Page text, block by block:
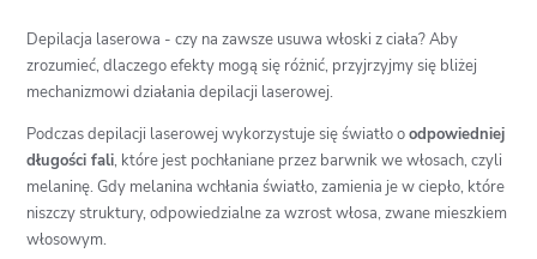
Depilacja laserowa - czy na zawsze usuwa włoski z ciała? Aby
zrozumieć, dlaczego efekty mogą się różnić, przyjrzyjmy się bliżej
mechanizmowi działania depilacji laserowej.
Podczas depilacji laserowej wykorzystuje się światło oodpowiedniej
długości fali, które jest pochłaniane przez barwnik we włosach, czyli
melaninę. Gdy melanina wchłania światło, zamienia je w ciepło, które
niszczy struktury, odpowiedzialne za wzrost włosa, zwane mieszkiem
włosowym.